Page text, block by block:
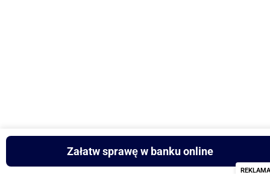
REKLAMA
Załatw sprawę w banku online